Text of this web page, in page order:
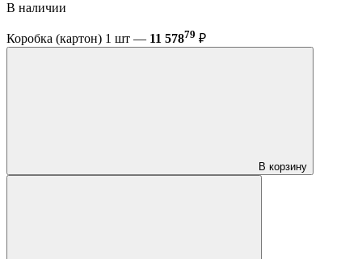
В наличии
Коробка (картон) 1 шт — 11 57879 ₽
В корзину